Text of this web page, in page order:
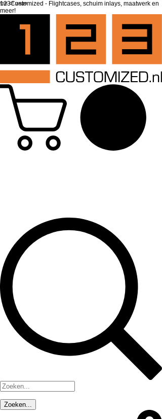
top of page
123Customized - Flightcases, schuim inlays, maatwerk en
meer!